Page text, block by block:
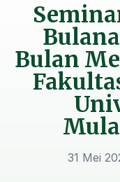
Bulan
31 Mei